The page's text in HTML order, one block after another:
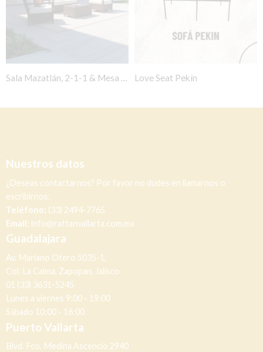
Sala Mazatlán, 2-1-1 & Mesa de centro Love Seat Pekín
Nuestros datos
¿Deseas contactarnos? Por favor no dudes en llamarnos o
escribirnos:
Teléfono: (33) 2494-7765
Email: info@rattanvallarta.com.mx
Guadalajara
Av. Mariano Otero 5035-1,
Col. La Calma, Zapopan, Jalisco
01 (33) 3631-5245
Lunes a viernes 9:00 - 19:00
Sábado 10:00 - 16:00
Puerto Vallarta
Blvd. Fco. Medina Ascencio 2940